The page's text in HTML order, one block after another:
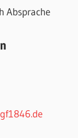
Absprache